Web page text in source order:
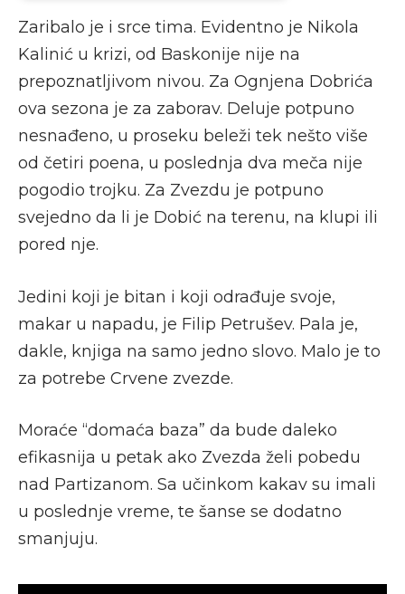
Zaribalo je i srce tima. Evidentno je Nikola
Kalinić u krizi, od Baskonije nije na
prepoznatljivom nivou. Za Ognjena Dobrića
ova sezona je za zaborav. Deluje potpuno
nesnađeno, u proseku beleži tek nešto više
od četiri poena, u poslednja dva meča nije
pogodio trojku. Za Zvezdu je potpuno
svejedno da li je Dobić na terenu, na klupi ili
pored nje.
Jedini koji je bitan i koji odrađuje svoje,
makar u napadu, je Filip Petrušev. Pala je,
dakle, knjiga na samo jedno slovo. Malo je to
za potrebe Crvene zvezde.
Moraće “domaća baza” da bude daleko
efikasnija u petak ako Zvezda želi pobedu
nad Partizanom. Sa učinkom kakav su imali
u poslednje vreme, te šanse se dodatno
smanjuju.